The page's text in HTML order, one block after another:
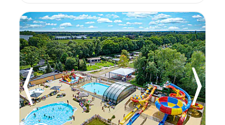
omgeving per fiets 🚴. Diverse animaties (schuimparty,
kleurenpoedergevecht) en shows betoveren het hele
gezin. Geniet van een maaltijd in het restaurant of
een drankje aan de bar met uitzicht op de
jachthaven. 🍹 Ontdek de charmante steden
Doesburg, Zutphen en Arnhem in de buurt. 🌿
Camping IJsselstrand, de perfecte ontsnapping voor
memorabele herinneringen! 🏕️
De mening van Jasmijn